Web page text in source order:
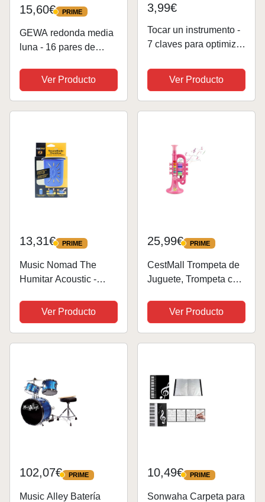
15,60€ PRIME
PRIME
GEWA redonda media
luna - 16 pares de
plateadas - doble fila -
color negro
Ver Producto
3,99€
Tocar un instrumento -
7 claves para optimizar
Herramientas y
consejos para lograr
tus objetivos con
Ver Producto
13,31€ PRIME
PRIME
Music Nomad The
Humitar Acoustic -
mantenimiento
Ver Producto
25,99€ PRIME
PRIME
CestMall Trompeta de
Juguete, Trompeta con
niños, Juguete de
plástico, Trompeta, con
Instrumento Musical
Ver Producto
102,07€ PRIME
PRIME
Music Alley Batería
10,49€ PRIME
PRIME
Sonwaha Carpeta para